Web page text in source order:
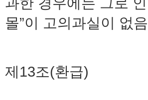
몰”이 고의과실이 없
제13조(환급)